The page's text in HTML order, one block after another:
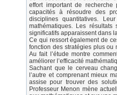
effort important de
capacités à résoudre des
disciplines quantitatives.
mathématiques. Les
significatifs apparaissent dans
Ce qui ressort également de
fonction des stratégies plus ou
Au fait l’étude montre
améliorer l’efficacité
Sachant que le cerveau
l’autre et comprenant mieux
assise pour trouver des
Professeur Menon mène